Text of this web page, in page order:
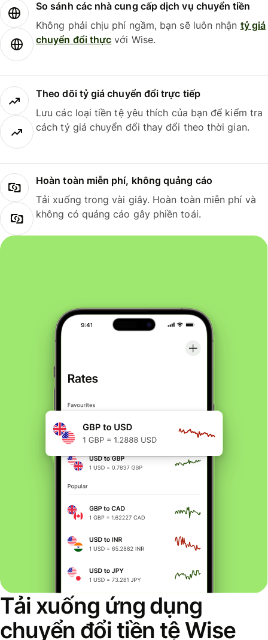
So sánh các nhà cung cấp dịch vụ chuyển tiền
Không phải chịu phí ngầm, bạn sẽ luôn nhận tỷ giá
chuyển đổi thực với Wise.
Theo dõi tỷ giá chuyển đổi trực tiếp
Lưu các loại tiền tệ yêu thích của bạn để kiểm tra
cách tỷ giá chuyển đổi thay đổi theo thời gian.
Hoàn toàn miễn phí, không quảng cáo
Tải xuống trong vài giây. Hoàn toàn miễn phí và
không có quảng cáo gây phiền toái.
Tải xuống ứng dụng
chuyển đổi tiền tệ Wise